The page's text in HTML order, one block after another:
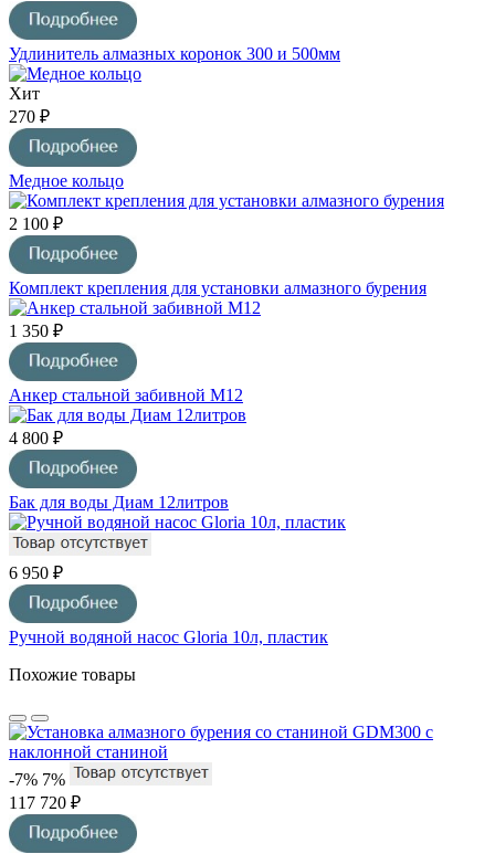
Удлинитель алмазных коронок 300 и 500мм
Хит
270 ₽
Медное кольцо
2 100 ₽
Комплект крепления для установки алмазного бурения
1 350 ₽
Анкер стальной забивной М12
4 800 ₽
Бак для воды Диам 12литров
6 950 ₽
Ручной водяной насос Gloria 10л, пластик
Похожие товары
-7% 7%
117 720 ₽